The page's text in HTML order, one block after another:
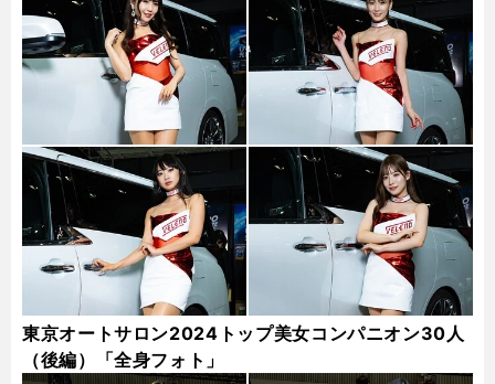
東京オートサロン2024トップ美女コンパニオン30人
（後編）「全身フォト」